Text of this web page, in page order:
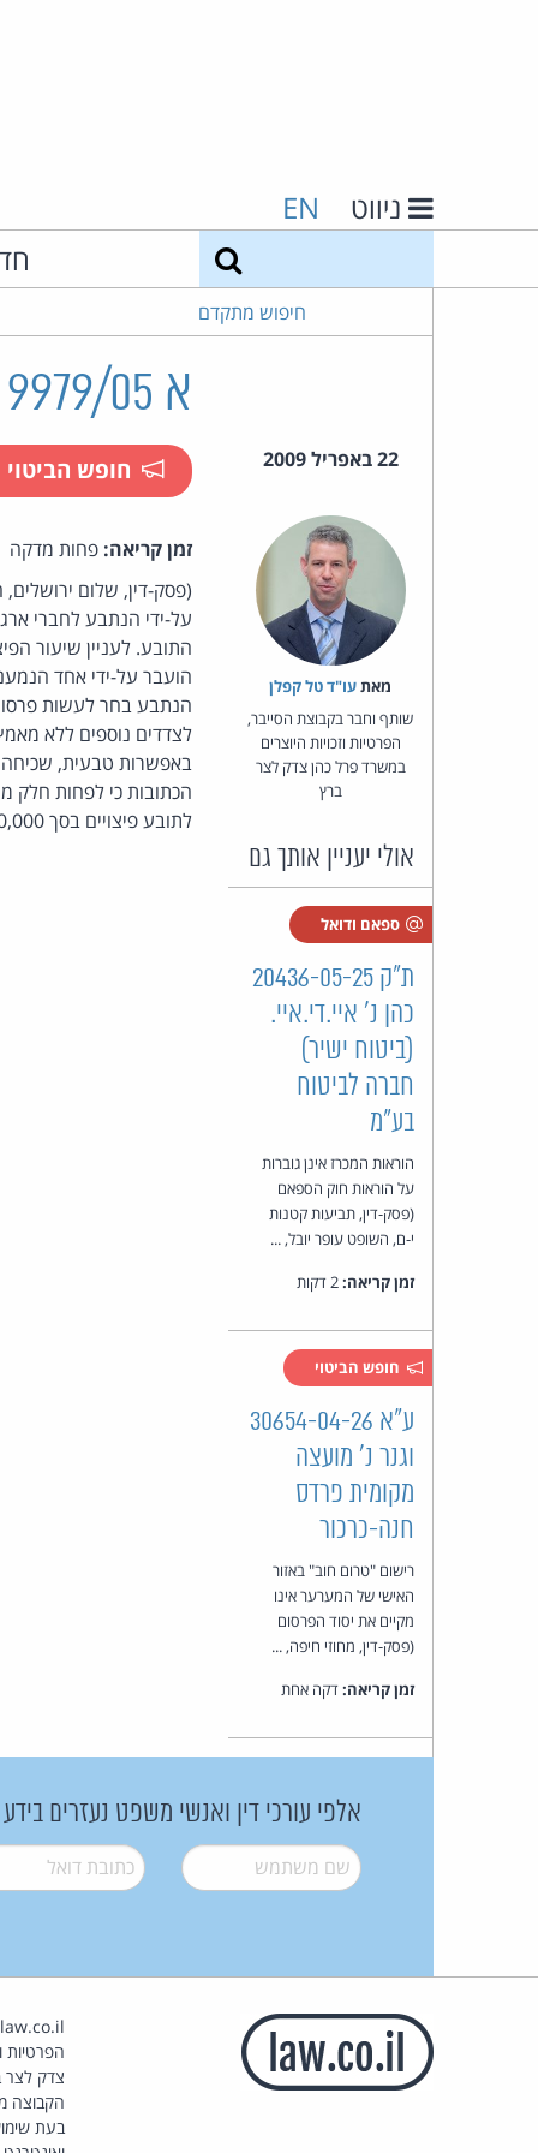
ניווט EN
חיפוש מתקדם
א 9979/05 עמאד עויידה נ' מחמד סולימאן דג'אני ואח'
22 באפריל 2009 חופש הביטוי
מאת‏עו"ד טל קפלן
שותף וחבר בקבוצת הסייבר,
הפרטיות וזכויות היוצרים
במשרד פרל כהן צדק לצר
ברץ
אולי יעניין אותך גם
ספאם ודואל
ת"ק 20436-05-25
כהן נ' איי.די.איי.
(ביטוח ישיר)
חברה לביטוח
בע"מ
הוראות המכרז אינן גוברות
על הוראות חוק הספאם
(פסק-דין, תביעות קטנות
י-ם, השופט עופר יובל, ...
זמן קריאה:
חופש הביטוי
ע"א 30654-04-26
וגנר נ' מועצה
מקומית פרדס
חנה-כרכור
רישום "טרום חוב" באזור
האישי של המערער אינו
מקיים את יסוד הפרסום
(פסק-דין, מחוזי חיפה, ...
זמן קריאה:דקה אחת
זמן קריאה: פחות מדקה
(פסק-דין, שלום
על-ידי הנתבע לחברי
התובע. לעניין שיעור
הועבר על-ידי אחד
הנתבע בחר לעשות
לצדדים נוספים ללא
באפשרות טבעית, שכיחה
הכתובות כי לפחות חלק
לתובע פיצויים בסך 40,000 ש"ח. הנתבע יבצע תיקון והכחשה באותו היקף של הפרסום המקורי ולאותה רשימת תפוצה.
אלפי עורכי דין ואנשי משפט נעזרים
שם משתמש* דואל*
הפרטיות
צדק לצר
הקבוצה
בעת